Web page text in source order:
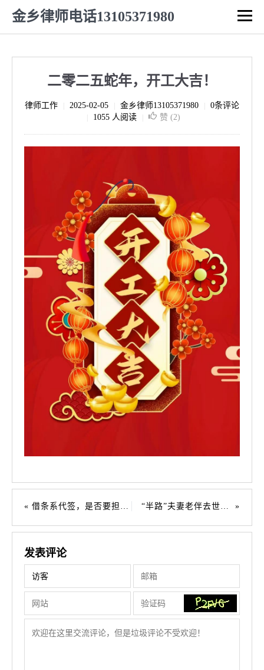
金乡律师电话13105371980
二零二五蛇年，开工大吉！
律师工作 2025-02-05 金乡律师13105371980 0条评论
1055 人阅读 赞 (2)
借条系代签，是否要担责？
发表评论